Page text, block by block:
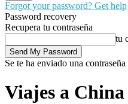
Forgot your password? Get help
Password recovery
Recupera tu contraseña
tu
Se te ha enviado una
Viajes a China